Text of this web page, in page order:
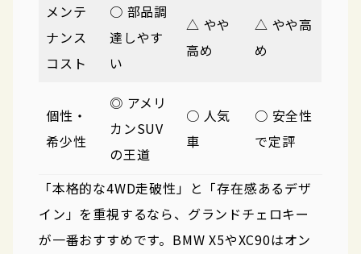
メンテ
ナンス
コスト
○ 部品調
達しやす
い
△ やや
高め
△ やや高
め
個性・
希少性
◎ アメリ
カンSUV
の王道
○ 人気
車
○ 安全性
で定評
「本格的な4WD走破性」と「存在感あるデザ
イン」を重視するなら、グランドチェロキー
が一番おすすめです。BMW X5やXC90はオン